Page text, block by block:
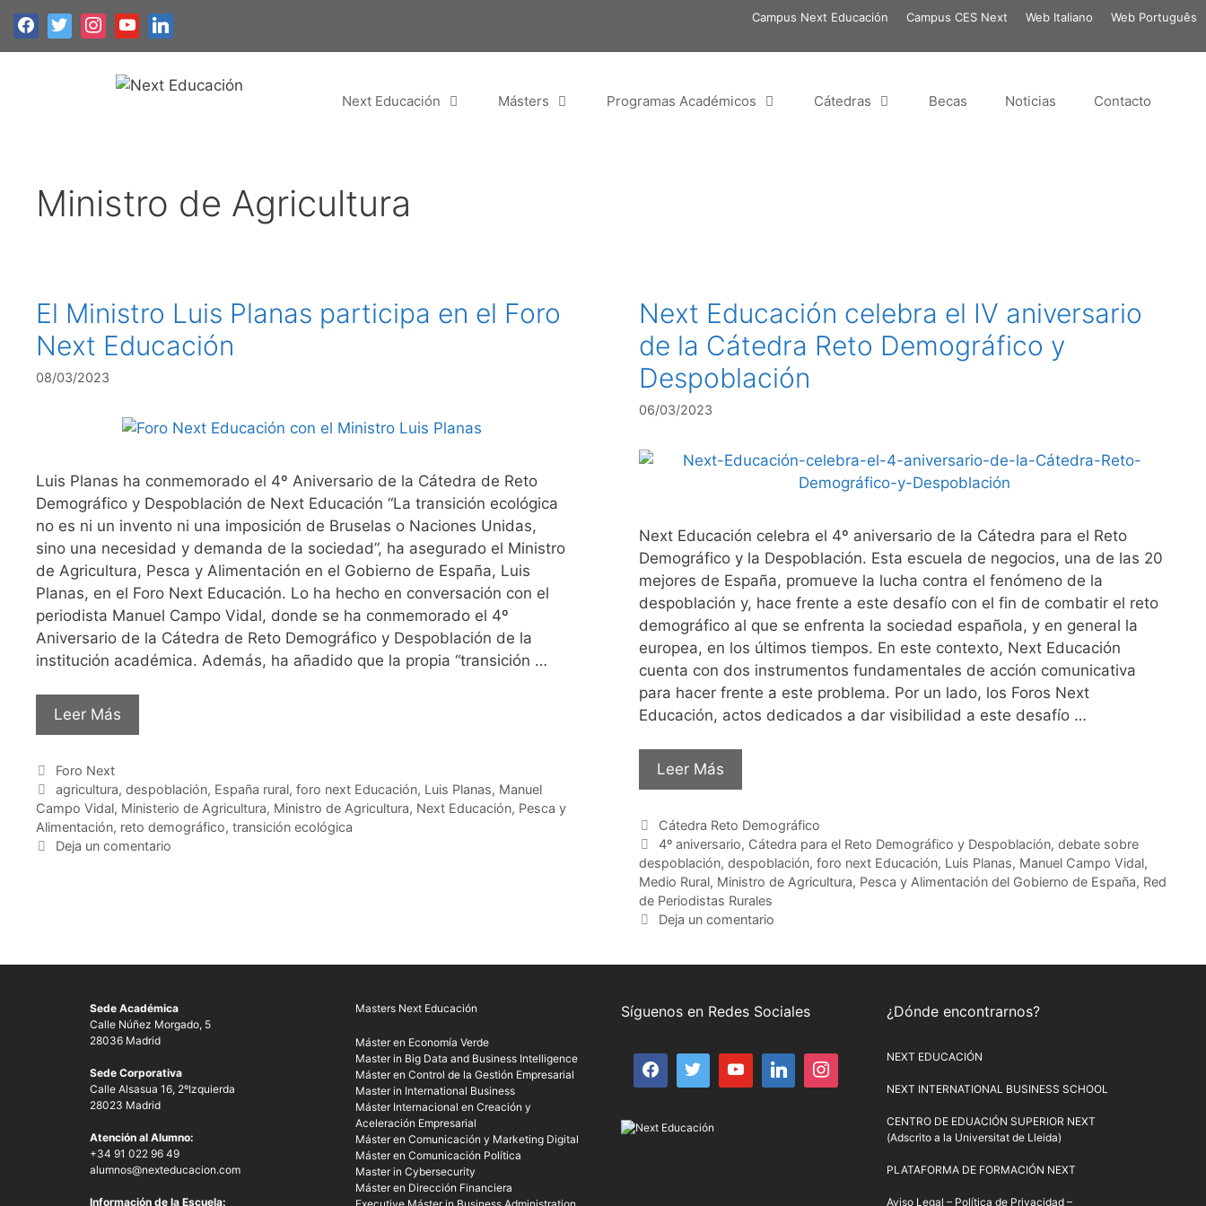
Campus Next Educación Campus CES Next Web Italiano Web Português
Next Educación Másters Programas Académicos Cátedras Becas Noticias Contacto
Ministro de Agricultura
El Ministro Luis Planas participa en el Foro
Next Educación
08/03/2023
Luis Planas ha conmemorado el 4º Aniversario de la Cátedra de Reto
Demográfico y Despoblación de Next Educación “La transición ecológica
no es ni un invento ni una imposición de Bruselas o Naciones Unidas,
sino una necesidad y demanda de la sociedad”, ha asegurado el Ministro
de Agricultura, Pesca y Alimentación en el Gobierno de España, Luis
Planas, en el Foro Next Educación. Lo ha hecho en conversación con el
periodista Manuel Campo Vidal, donde se ha conmemorado el 4º
Aniversario de la Cátedra de Reto Demográfico y Despoblación de la
institución académica. Además, ha añadido que la propia “transición …
Leer Más
Foro Next
agricultura, despoblación, España rural, foro next Educación, Luis Planas, Manuel
Campo Vidal, Ministerio de Agricultura, Ministro de Agricultura, Next Educación, Pesca y
Alimentación, reto demográfico, transición ecológica
Deja un comentario
Next Educación celebra el IV aniversario
de la Cátedra Reto Demográfico y
Despoblación
06/03/2023
Next Educación celebra el 4º aniversario de la Cátedra para el Reto
Demográfico y la Despoblación. Esta escuela de negocios, una de las 20
mejores de España, promueve la lucha contra el fenómeno de la
despoblación y, hace frente a este desafío con el fin de combatir el reto
demográfico al que se enfrenta la sociedad española, y en general la
europea, en los últimos tiempos. En este contexto, Next Educación
cuenta con dos instrumentos fundamentales de acción comunicativa
para hacer frente a este problema. Por un lado, los Foros Next
Educación, actos dedicados a dar visibilidad a este desafío …
Leer Más
Cátedra Reto Demográfico
4º aniversario, Cátedra para el Reto Demográfico y Despoblación, debate sobre
despoblación, despoblación, foro next Educación, Luis Planas, Manuel Campo Vidal,
Medio Rural, Ministro de Agricultura, Pesca y Alimentación del Gobierno de España, Red
de Periodistas Rurales
Deja un comentario
Sede Académica
Calle Núñez Morgado, 5
28036 Madrid
Sede Corporativa
Calle Alsasua 16, 2ºIzquierda
28023 Madrid
Atención al Alumno:
+34 91 022 96 49
alumnos@nexteducacion.com
Información de la Escuela:
Masters Next Educación
Máster en Economía Verde
Master in Big Data and Business Intelligence
Máster en Control de la Gestión Empresarial
Master in International Business
Máster Internacional en Creación y
Aceleración Empresarial
Máster en Comunicación y Marketing Digital
Máster en Comunicación Política
Master in Cybersecurity
Máster en Dirección Financiera
Síguenos en Redes Sociales ¿Dónde encontrarnos?
NEXT EDUCACIÓN
NEXT INTERNATIONAL BUSINESS SCHOOL
CENTRO DE EDUACIÓN SUPERIOR NEXT
(Adscrito a la Universitat de Lleida)
PLATAFORMA DE FORMACIÓN NEXT
Aviso Legal – Política de Privacidad –